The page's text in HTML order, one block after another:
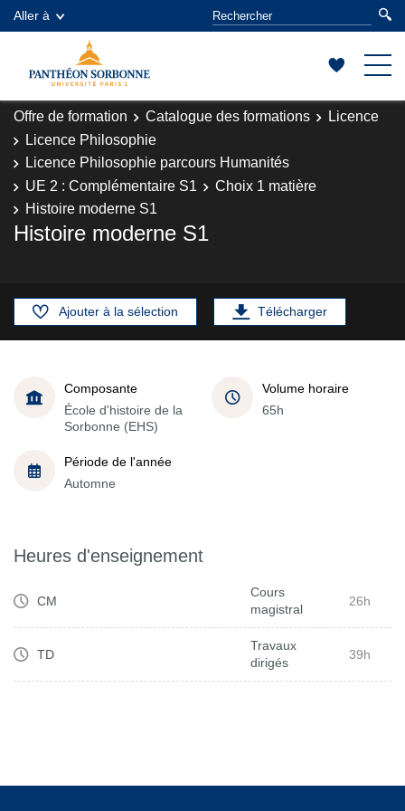
Aller à
Offre de formation Catalogue des formations
Licence
Licence Philosophie
Licence Philosophie parcours Humanités
UE 2 : Complémentaire S1
Choix 1 matière
Histoire moderne S1
Histoire moderne S1
Ajouter à la sélection Télécharger
Composante
École d'histoire de la
Sorbonne (EHS)
Volume horaire
65h
Période de l'année
Automne
Heures d'enseignement
CM
Cours
magistral
26h
TD
Travaux
dirigés
39h